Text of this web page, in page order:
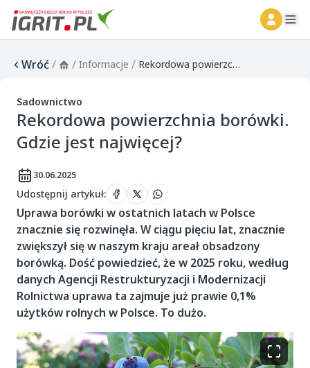
Wróć/ / Informacje / Rekordowa powierzchnia borówki. Gdzie jest najwięcej?
Sadownictwo
Rekordowa powierzchnia borówki.
Gdzie jest najwięcej?
30.06.2025
Udostępnij artykuł:
Uprawa borówki w ostatnich latach w Polsce
znacznie się rozwinęła. W ciągu pięciu lat, znacznie
zwiększył się w naszym kraju areał obsadzony
borówką. Dość powiedzieć, że w 2025 roku, według
danych Agencji Restrukturyzacji i Modernizacji
Rolnictwa uprawa ta zajmuje już prawie 0,1%
użytków rolnych w Polsce. To dużo.